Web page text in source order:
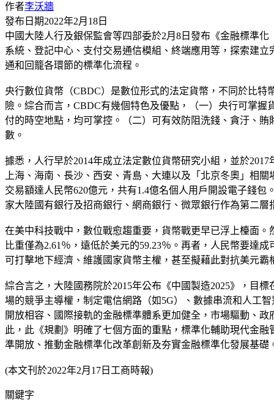
作者李沃牆
發布日期2022年2月18日
中國大陸人行及銀保監會等四部委於2月8日發布《金融標準
系統、登記中心、支付交易通信模組、終端應用等，探索建
通和回籠各環節的標準化流程。
央行數位貨幣（CBDC）是數位形式的法定貨幣，不同於比
險。綜合而言，CBDC有幾個特色及優點，（一）央行可掌
付的時空地點，均可掌控。（二）可有效防阻洗錢、貪汙、
數。
據悉，人行早於2014年成立法定數位貨幣研究小組，並於
上海、海南、長沙、西安、青島、大連以及「北京冬奧」相
交易額達人民幣620億元，共有1.4億名個人用戶開設電子錢
家大陸國有銀行及招商銀行、網商銀行、微眾銀行作為第二
在美中科技戰中，數位戰愈趨重要，貨幣戰更早已浮上檯面
比重僅為2.61％，遠低於美元的59.23％。再者，人民幣要達
可打擊地下經濟、維護國家貨幣主權，甚至擬藉此對抗美元
綜合言之，大陸國務院於2015年公布《中國製造2025》，目
場的競爭主導權，制定電信網路（如5G）、數據串流和人工
開放相容、國際接軌的金融標準體系更加健全，市場驅動、
此，此《規劃》明確了七個方面的重點，標準化輔助現代金
準開放、推動金融標準化改革創新及夯實金融標準化發展基
(本文刊於2022年2月17日工商時報)
關鍵字